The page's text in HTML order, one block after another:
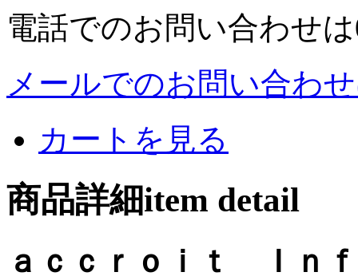
電話でのお問い合わせは
メールでのお問い合わ
カートを見る
商品詳細item detail
ａｃｃｒｏｉｔ Ｉｎ